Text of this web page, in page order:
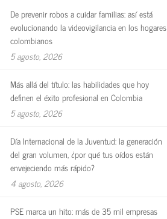
De prevenir robos a cuidar familias: así está
evolucionando la videovigilancia en los hogares
colombianos
5 agosto, 2026
Más allá del título: las habilidades que hoy
definen el éxito profesional en Colombia
5 agosto, 2026
Día Internacional de la Juventud: la generación
del gran volumen, ¿por qué tus oídos están
envejeciendo más rápido?
4 agosto, 2026
PSE marca un hito: más de 35 mil empresas